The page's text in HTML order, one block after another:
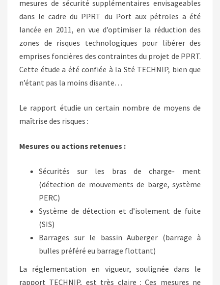
mesures de sécurité supplémentaires envisageables
dans le cadre du PPRT du Port aux pétroles a été
lancée en 2011, en vue d’optimiser la réduction des
zones de risques technologiques pour libérer des
emprises foncières des contraintes du projet de PPRT.
Cette étude a été confiée à la Sté TECHNIP, bien que
n’étant pas la moins disante…
Le rapport étudie un certain nombre de moyens de
maîtrise des risques :
Mesures ou actions retenues :
Sécurités sur les bras de charge- ment
(détection de mouvements de barge, système
PERC)
Système de détection et d’isolement de fuite
(SIS)
Barrages sur le bassin Auberger (barrage à
bulles préféré eu barrage flottant)
La réglementation en vigueur, soulignée dans le
rapport TECHNIP, est très claire : Ces mesures ne